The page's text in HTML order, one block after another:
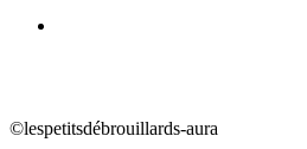
©lespetitsdébrouillards-aura